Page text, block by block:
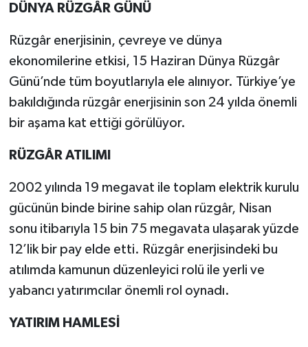
DÜNYA RÜZGÂR GÜNÜ
Rüzgâr enerjisinin, çevreye ve dünya
ekonomilerine etkisi, 15 Haziran Dünya Rüzgâr
Günü’nde tüm boyutlarıyla ele alınıyor. Türkiye’ye
bakıldığında rüzgâr enerjisinin son 24 yılda önemli
bir aşama kat ettiği görülüyor.
RÜZGÂR ATILIMI
2002 yılında 19 megavat ile toplam elektrik kurulu
gücünün binde birine sahip olan rüzgâr, Nisan
sonu itibarıyla 15 bin 75 megavata ulaşarak yüzde
12’lik bir pay elde etti. Rüzgâr enerjisindeki bu
atılımda kamunun düzenleyici rolü ile yerli ve
yabancı yatırımcılar önemli rol oynadı.
YATIRIM HAMLESİ